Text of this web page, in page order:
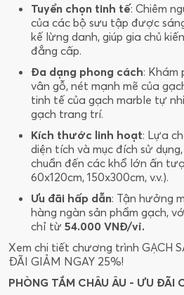
Tuyển chọn tinh tế: Chiêm
của các bộ sưu tập được
kế lừng danh, giúp gia chủ
đẳng cấp.
Đa dạng phong cách: Khám
vân gỗ, nét mạnh mẽ của
tinh tế của gạch marble tự
gạch trang trí.
Kích thước linh hoạt: Lựa
diện tích và mục đích sử
chuẩn đến các khổ lớn ấn
60x120cm, 150x300cm, v.v.).
Ưu đãi hấp dẫn: Tận hưởng
hàng ngàn sản phẩm gạch,
chỉ từ 54.000 VNĐ/vỉ.
Xem chi tiết chương trình GẠCH
ĐÃI GIẢM NGAY 25%!
PHÒNG TẮM CHÂU ÂU - ƯU ĐÃI